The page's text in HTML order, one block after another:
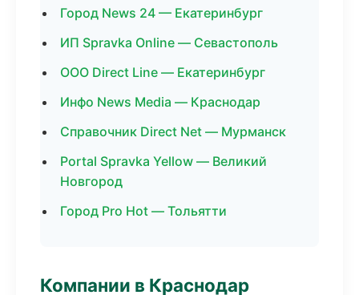
Город News 24 — Екатеринбург
ИП Spravka Online — Севастополь
ООО Direct Line — Екатеринбург
Инфо News Media — Краснодар
Справочник Direct Net — Мурманск
Portal Spravka Yellow — Великий
Новгород
Город Pro Hot — Тольятти
Компании в Краснодар